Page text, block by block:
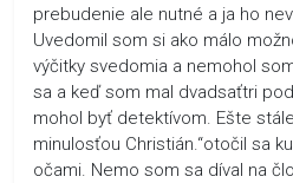
prebudenie ale nutné a ja ho
Uvedomil som si ako málo
výčitky svedomia a nemohol
sa a keď som mal dvadsaťtri
mohol byť detektívom. Ešte
minulosťou Christián.“otočil sa
očami. Nemo som sa díval na